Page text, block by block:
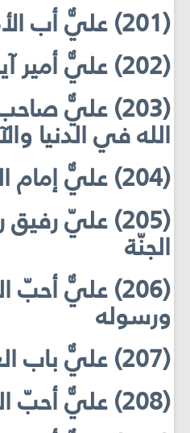
(201) عليٌّ أب الأمّة
(202) عليٌّ أمير آيات القرآن
(203) عليٌّ
الله في الدنيا
(204) عليٌّ إمام البررة
(205) عليّ
الجنّة
(206) عليٌّ أحبّ
ورسوله
(207) عليٌّ باب العلم
(208) عليٌّ أحبّ الرجال إلى النبي